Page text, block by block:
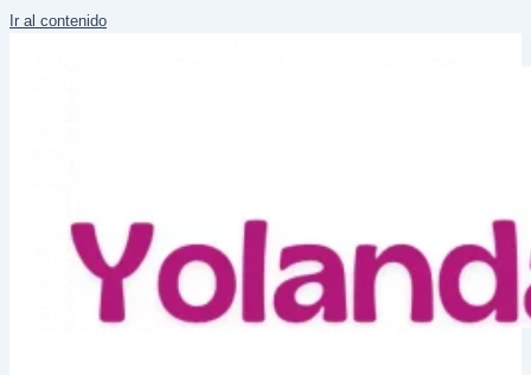
Ir al contenido